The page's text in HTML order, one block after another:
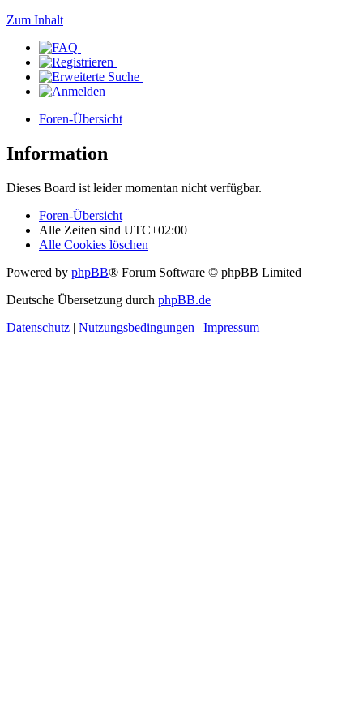
Zum Inhalt
Foren-Übersicht
Information
Dieses Board ist leider momentan nicht verfügbar.
Foren-Übersicht
Alle Zeiten sind UTC+02:00
Alle Cookies löschen
Powered by phpBB® Forum Software © phpBB Limited
Deutsche Übersetzung durch phpBB.de
Datenschutz | Nutzungsbedingungen | Impressum